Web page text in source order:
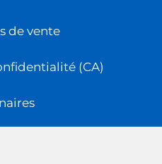
de vente
(CA)